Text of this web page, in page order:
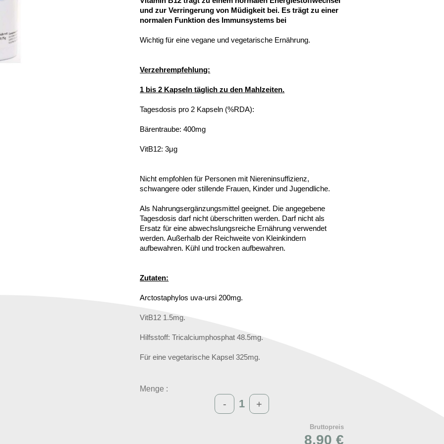
und zur Verringerung von Müdigkeit bei. Es trägt zu einer
normalen Funktion des Immunsystems bei
Wichtig für eine vegane und vegetarische Ernährung.
Verzehrempfehlung:
1 bis 2 Kapseln täglich zu den Mahlzeiten.
Tagesdosis pro 2 Kapseln (%RDA):
Bärentraube: 400mg
VitB12: 3μg
Nicht empfohlen für Personen mit Niereninsuffizienz,
schwangere oder stillende Frauen, Kinder und Jugendliche.
Als Nahrungsergänzungsmittel geeignet. Die angegebene
Tagesdosis darf nicht überschritten werden. Darf nicht als
Ersatz für eine abwechslungsreiche Ernährung verwendet
werden. Außerhalb der Reichweite von Kleinkindern
aufbewahren. Kühl und trocken aufbewahren.
Zutaten:
Arctostaphylos uva-ursi 200mg.
VitB12 1.5mg.
Hilfsstoff: Tricalciumphosphat 48.5mg.
Für eine vegetarische Kapsel 325mg.
Menge :
- +
Bruttopreis
8,90 €